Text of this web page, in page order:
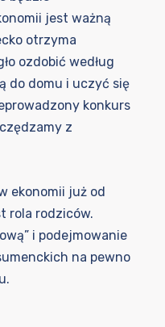
jest ważną
otrzyma
ozdobić według
do domu i uczyć się
konkurs
z
ekonomii już od
rola rodziców.
i podejmowanie
na pewno